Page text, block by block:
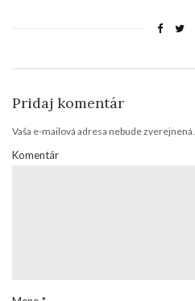
Pridaj komentár
Vaša e-mailová adresa nebude zverejnená.
Komentár